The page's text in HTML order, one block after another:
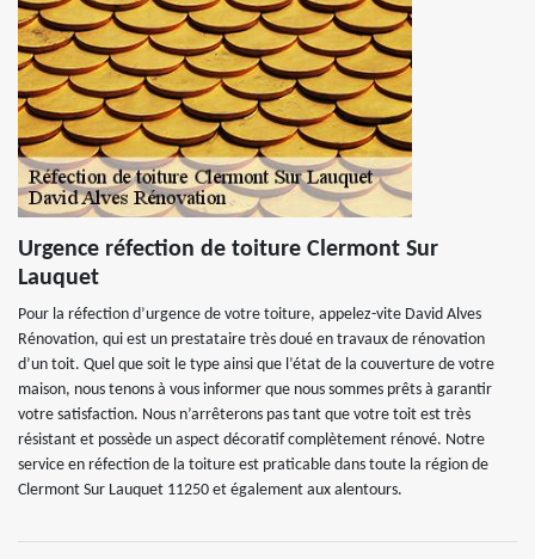
Urgence réfection de toiture Clermont Sur
Lauquet
Pour la réfection d’urgence de votre toiture, appelez-vite David Alves
Rénovation, qui est un prestataire très doué en travaux de rénovation
d’un toit. Quel que soit le type ainsi que l’état de la couverture de votre
maison, nous tenons à vous informer que nous sommes prêts à garantir
votre satisfaction. Nous n’arrêterons pas tant que votre toit est très
résistant et possède un aspect décoratif complètement rénové. Notre
service en réfection de la toiture est praticable dans toute la région de
Clermont Sur Lauquet 11250 et également aux alentours.